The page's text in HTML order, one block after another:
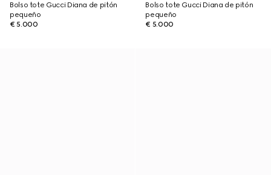
Bolso tote Gucci Diana de pitón
pequeño
€ 5.000
Bolso tote Gucci Diana de pitón
pequeño
€ 5.000